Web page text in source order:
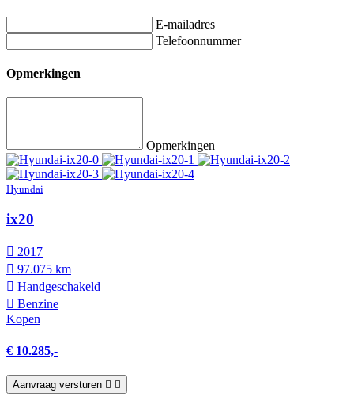
E-mailadres
Telefoonnummer
Opmerkingen
Opmerkingen
Hyundai
ix20
2017
97.075 km
Hand­geschakeld
Benzine
Kopen
€ 10.285,-
Aanvraag versturen